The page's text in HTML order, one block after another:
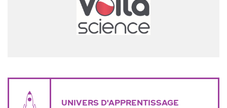
UNIVERS D'APPRENTISSAGE